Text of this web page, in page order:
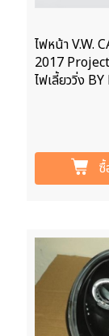
ไฟหน้า V.W.
2017
ไฟเลี้ยววิ่ง BY